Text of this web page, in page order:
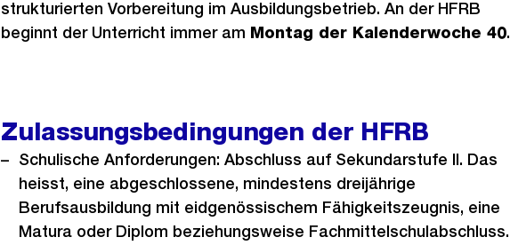
strukturierten Vorbereitung im Ausbildungsbetrieb. An der HFRB
beginnt der Unterricht immer am Montag der Kalenderwoche 40.
Zulassungsbedingungen der HFRB
Schulische Anforderungen: Abschluss auf Sekundarstufe II. Das
heisst, eine abgeschlossene, mindestens dreijährige
Berufsausbildung mit eidgenössischem Fähigkeitszeugnis, eine
Matura oder Diplom beziehungsweise Fachmittelschulabschluss.